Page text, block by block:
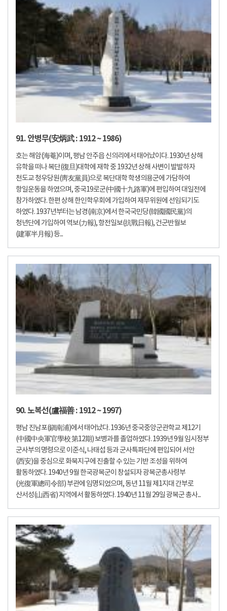
91. 안병무(安炳武 : 1912 ~ 1986)
호는 해암(海菴)이며, 평남 안주읍 신의리에서 태어났이다. 1930년 상해
유학을 떠나 복단(復旦)대학에 재학 중 1932년 상해 사변이 발발하자
천도교 청우당원(靑友黨員)으로 복단대학 학생의용군에 가담하여
항일운동을 하였으며, 중국19로군(中國十九路軍)에 편입하여 대일전에
참가하였다. 한편 상해 한인학우회에 가입하여 재무위원에 선임되기도
하였다. 1937년부터는 남경(南京)에서 한국국민당(韓國國民黨)의
청년단에 가입하여 역보(力報), 항전일보(抗戰日報), 건군반월보
(建軍半月報) 등...
90. 노복선(盧福善 : 1912 ~ 1997)
평남 진남포(鎭南浦)에서 태어났다. 1936년 중국중앙군관학교 제12기
(中國中央軍官學校 第12期) 보병과를 졸업하였다. 1939년 9월 임시정부
군사부의 명령으로 이준식, 나태섭 등과 군사특파단에 편입되어 서안
(西安)을 중심으로 화북지구에 진출할 수 있는 기반 조성을 위하여
활동하였다. 1940년 9월 한국광복군이 창설되자 광복군총사령부
(光復軍總司令部) 부관에 임명되었으며, 동년 11월 제1지대 간부로
산서성(山西省) 지역에서 활동하였다. 1940년 11월 29일 광복군 총사...